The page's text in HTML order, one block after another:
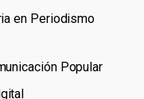
en Periodismo
Popular